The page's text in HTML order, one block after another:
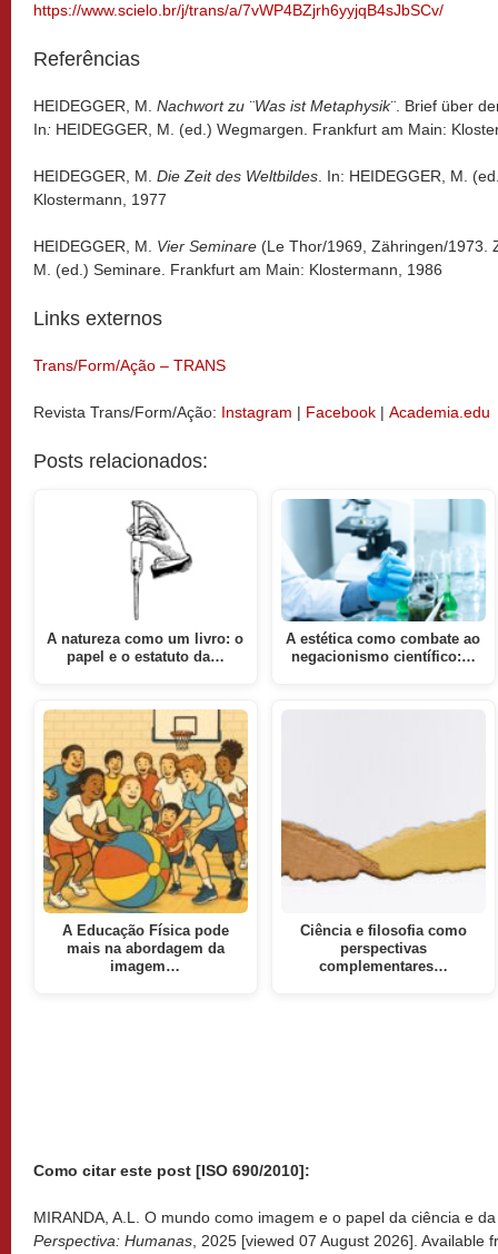
https://www.scielo.br/j/trans/a/7vWP4BZjrh6yyjqB4sJbSCv/
Referências
HEIDEGGER, M. Nachwort zu ¨Was ist Metaphysik¨. Brief über
In: HEIDEGGER, M. (ed.) Wegmargen. Frankfurt am Main:
HEIDEGGER, M. Die Zeit des Weltbildes. In: HEIDEGGER, M.
Klostermann, 1977
HEIDEGGER, M. Vier Seminare (Le Thor/1969, Zähringen/1973.
M. (ed.) Seminare. Frankfurt am Main: Klostermann, 1986
Links externos
Trans/Form/Ação – TRANS
Revista Trans/Form/Ação: Instagram | Facebook | Academia.edu
Posts relacionados:
A natureza como um livro: o
papel e o estatuto da…
A Educação Física pode
mais na abordagem da
imagem…
A estética como combate ao
negacionismo científico:…
Ciência e filosofia como
perspectivas
complementares…
Como citar este post [ISO 690/2010]:
MIRANDA, A.L. O mundo como imagem e o papel da ciência e
Perspectiva: Humanas, 2025 [viewed 07 August 2026]. Available